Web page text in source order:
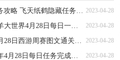
2023-04-28
2023-04-28
2023-04-28
2023-04-28